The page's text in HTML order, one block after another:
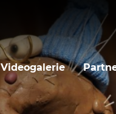
Videogalerie